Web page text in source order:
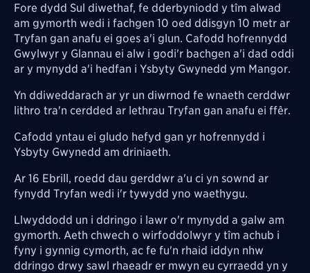
Fore dydd Sul diwethaf, fe dderbyniodd y tîm alwad
am gymorth wedi i fachgen 10 oed ddisgyn 10 metr ar
Tryfan gan anafu ei goes a'i glun. Cafodd hofrennydd
Gwylwyr y Glannau ei alw i godi'r bachgen a'i dad oddi
ar y mynydd a'i hedfan i Ysbyty Gwynedd ym Mangor.
Yn ddiweddarach ar yr un diwrnod fe wnaeth cerddwr
lithro tra'n cerdded ar lethrau Tryfan gan anafu ei ffêr.
Cafodd yntau ei gludo hefyd gan yr hofrennydd i
Ysbyty Gwynedd am driniaeth.
Ar 16 Ebrill, roedd dau gerddwr a'u ci yn sownd ar
fynydd Tryfan wedi i'r tywydd yno waethygu.
Llwyddodd un i ddringo i lawr o'r mynydd a galw am
gymorth. Aeth chwech o wirfoddolwyr y tîm achub i
fyny i gynnig cymorth, ac fe fu'n rhaid iddyn nhw
ddringo drwy sawl rhaeadr er mwyn eu cyrraedd yn y